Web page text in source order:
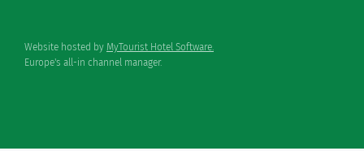
Website hosted by MyTourist Hotel Software.
Europe's all-in channel manager.